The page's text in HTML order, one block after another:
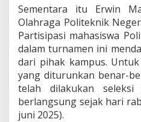
k
a
l
i
s
I
k
u
t
Sementara itu Erwin
Olahraga Politeknik
Partisipasi mahasiswa
dalam turnamen ini
dari pihak kampus.
yang diturunkan benar-
telah dilakukan
berlangsung sejak hari
juni 2025).